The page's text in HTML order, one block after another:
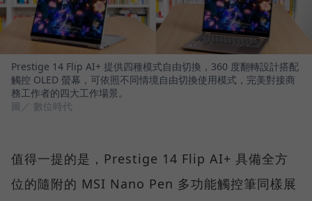
Prestige 14 Flip AI+ 提供四種模式自由切換，360 度翻轉設計搭配
觸控 OLED 螢幕，可依照不同情境自由切換使用模式，完美對接商
務工作者的四大工作場景。
圖／ 數位時代
值得一提的是，Prestige 14 Flip AI+ 具備全方
位的隨附的 MSI Nano Pen 多功能觸控筆同樣展